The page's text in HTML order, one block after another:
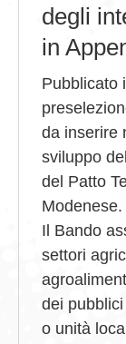
degli
in
Pubblicato il
da inserire
sviluppo
del Patto
Modenese.
Il Bando
settori
dei
o unità